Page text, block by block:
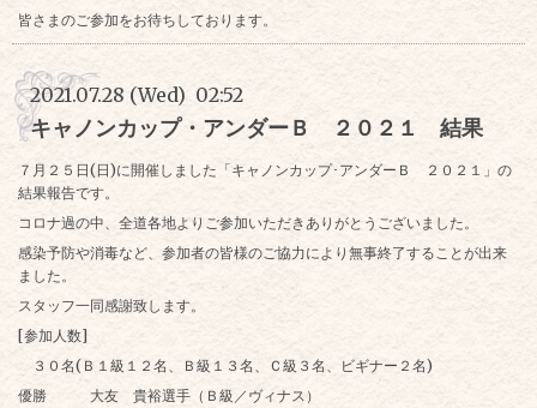
皆さまのご参加をお待ちしております。
2021.07.28 (Wed) 02:52
キャノンカップ・アンダーＢ ２０２１ 結果
７月２５日(日)に開催しました「キャノンカップ･アンダーＢ ２０２１」の
結果報告です。
コロナ過の中、全道各地よりご参加いただきありがとうございました。
感染予防や消毒など、参加者の皆様のご協力により無事終了することが出来
ました。
スタッフ一同感謝致します。
[参加人数]
３０名(Ｂ１級１２名、Ｂ級１３名、Ｃ級３名、ビギナー２名)
優勝 大友 貴裕選手（Ｂ級／ヴィナス）